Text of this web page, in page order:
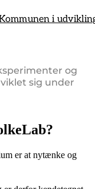
i
og
sig under
er at nytænke og